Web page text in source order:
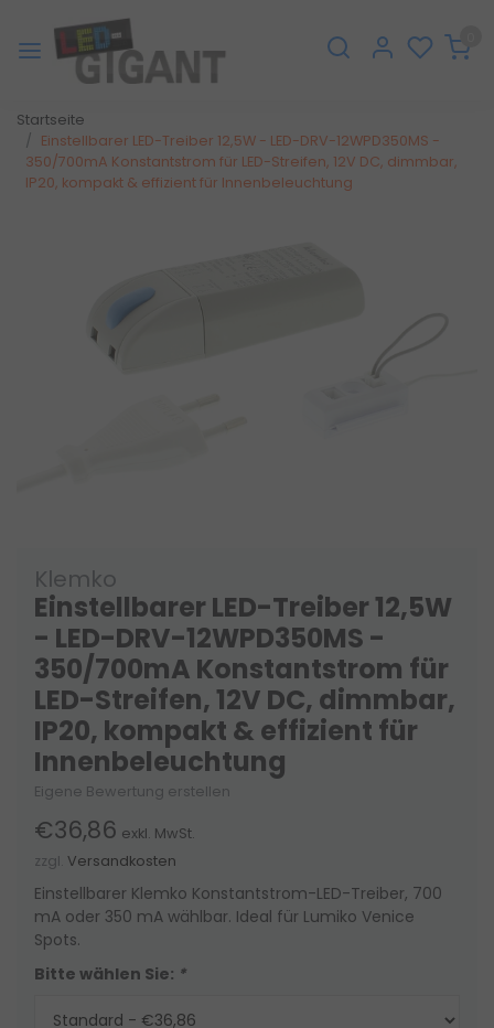
Startseite
Einstellbarer LED-Treiber 12,5W - LED-DRV-12WPD350MS -
350/700mA Konstantstrom für LED-Streifen, 12V DC, dimmbar,
IP20, kompakt & effizient für Innenbeleuchtung
Klemko
Einstellbarer LED-Treiber 12,5W
- LED-DRV-12WPD350MS -
350/700mA Konstantstrom für
LED-Streifen, 12V DC, dimmbar,
IP20, kompakt & effizient für
Innenbeleuchtung
Eigene Bewertung erstellen
€36,86 exkl. MwSt.
zzgl. Versandkosten
Einstellbarer Klemko Konstantstrom-LED-Treiber, 700
mA oder 350 mA wählbar. Ideal für Lumiko Venice
Spots.
Bitte wählen Sie: *